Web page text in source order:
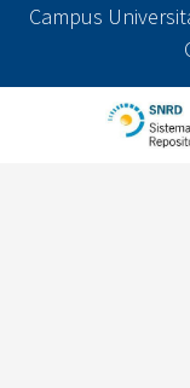
Campus